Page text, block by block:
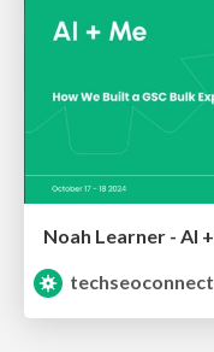
techseoconnect